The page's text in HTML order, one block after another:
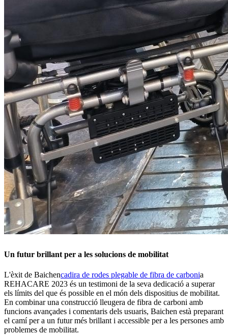
Un futur brillant per a les solucions de mobilitat
L'èxit de Baichencadira de rodes plegable de fibra de carbonia
REHACARE 2023 és un testimoni de la seva dedicació a superar
els límits del que és possible en el món dels dispositius de mobilitat.
En combinar una construcció lleugera de fibra de carboni amb
funcions avançades i comentaris dels usuaris, Baichen està preparant
el camí per a un futur més brillant i accessible per a les persones amb
problemes de mobilitat.